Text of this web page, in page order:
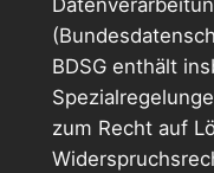
BDSG enthält
zum Recht auf